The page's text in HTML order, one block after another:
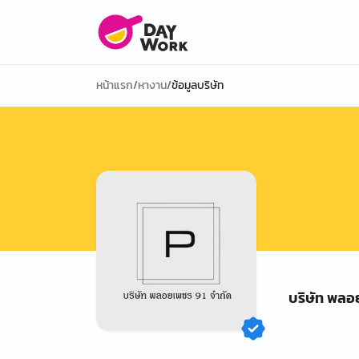
หน้าแรก/หางาน/ข้อมูลบริษัท
บริษัท พลอ